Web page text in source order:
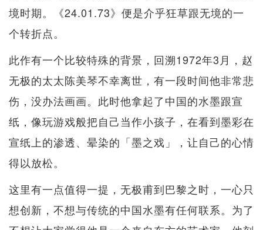
境时期。《24.01.73》便是介乎狂草跟无境的一
个转折点。
此作有一个比较特殊的背景，回溯1972年3月，赵
无极的太太陈美琴不幸离世，有一段时间他非常悲
伤，没办法画画。此时他拿起了中国的水墨跟宣
纸，像玩游戏般把自己当作小孩子，在看到墨彩在
宣纸上的渗透、晕染的「墨之戏」，让自己的心情
得以放松。
这里有一点值得一提，无极甫到巴黎之时，一心只
想创新，不想与传统的中国水墨有任何联系。为了